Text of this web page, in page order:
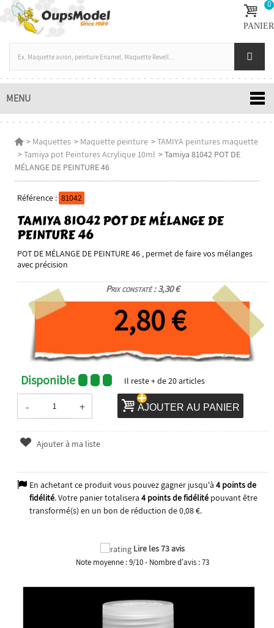
0
PANIER
MENU
> Maquettes > Maquette peinture >TAMIYA peintures maquette
>Tamiya pot Peintures Acrylique 10ml >Tamiya 81042 POT DE
MÉLANGE DE PEINTURE 46
Référence : 81042
TAMIYA 81042 POT DE MÉLANGE DE
PEINTURE 46
POT DE MÉLANGE DE PEINTURE 46 , permet de faire vos mélanges
avec précision
Prix constaté : 3,30 €
2,80 €
Disponible Il reste+ de 20articles
- + AJOUTER AU PANIER
Ajouter à ma liste
En achetant ce produit vous pouvez gagner jusqu'à 4points de
fidélité. Votre panier totalisera 4points de fidélitépouvant être
transformé(s) en un bon de réduction de0,08 €.
Lire les 73 avis
Note moyenne :9/10- Nombre d'avis :73